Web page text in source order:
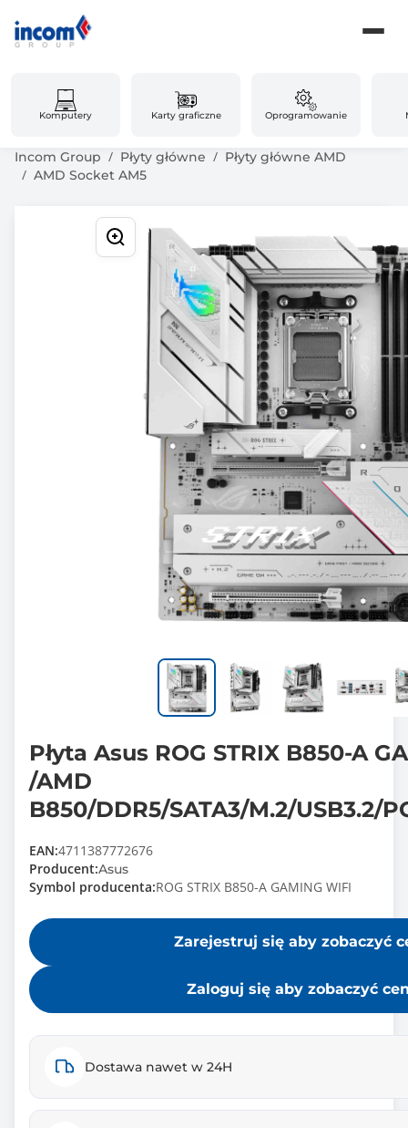
Komputery Karty graficzne Oprogramowanie
Incom Group Płyty główne
Płyty główne AMD
AMD Socket AM5
Płyta Asus ROG STRIX B850-A
/AMD
B850/DDR5/SATA3/M.2/USB3.2/
EAN:4711387772676
Producent:Asus
Symbol producenta:ROG STRIX B850-A GAMING WIFI
Zarejestruj się aby zobaczyć
Zaloguj się aby zobaczyć
Dostawa nawet w 24H